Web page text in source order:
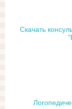
Скачать